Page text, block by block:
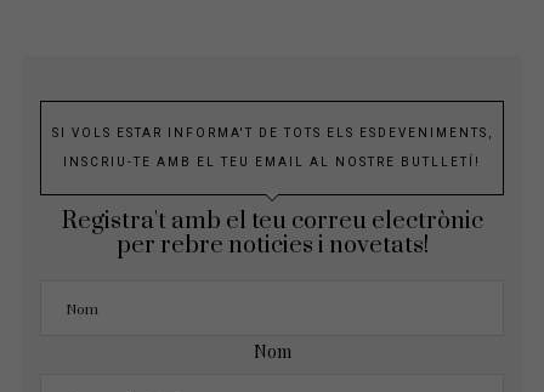
SI VOLS ESTAR INFORMA'T DE TOTS ELS ESDEVENIMENTS,
INSCRIU-TE AMB EL TEU EMAIL AL NOSTRE BUTLLETÍ!
Registra't amb el teu correu electrònic
per rebre noticies i novetats!
Nom